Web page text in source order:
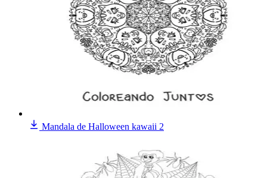
Mandala de Halloween kawaii 2